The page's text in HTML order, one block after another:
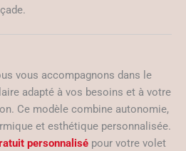
vous accompagnons dans le
adapté à vos besoins et à votre
Ce modèle combine autonomie,
et esthétique personnalisée.
personnalisépour votre volet